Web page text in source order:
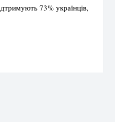
73% українців,